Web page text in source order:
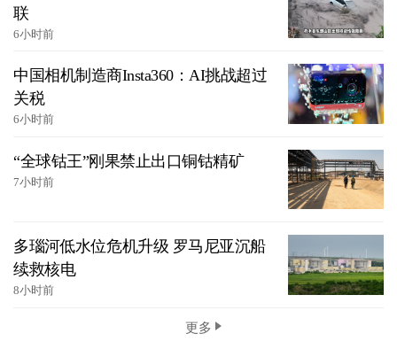
联
6小时前
中国相机制造商Insta360：AI挑战超过
关税
6小时前
“全球钴王”刚果禁止出口铜钴精矿
7小时前
多瑙河低水位危机升级 罗马尼亚沉船
续救核电
8小时前
更多